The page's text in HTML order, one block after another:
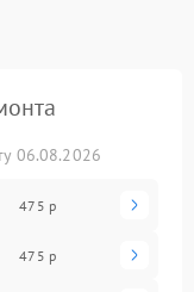
06.08.2026
475 р
475 р